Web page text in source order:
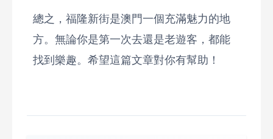
總之，福隆新街是澳門一個充滿魅力的地
方。無論你是第一次去還是老遊客，都能
找到樂趣。希望這篇文章對你有幫助！